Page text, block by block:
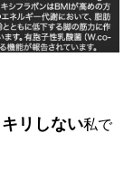
リしない私で